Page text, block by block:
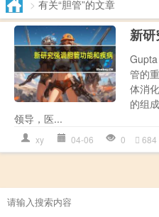
> 有关“胆管”的文章
新
管的
体消
的组
领导，医...
xy 04-06 0 684